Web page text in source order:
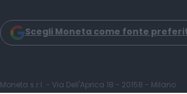
Scegli Moneta come fonte
Moneta s.r.l. - Via Dell'Aprica 18 - 20158 - Milano